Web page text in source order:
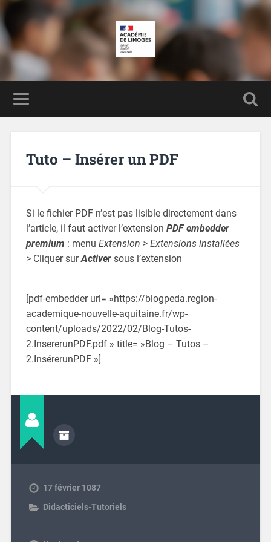
Tuto – Insérer un PDF
Si le fichier PDF n’est pas lisible directement dans
l’article, il faut activer l’extension PDF embedder
premium : menu Extension > Extensions installées
> Cliquer surActiver sous l’extension
[pdf-embedder url= »https://blogpeda.region-
academique-nouvelle-aquitaine.fr/wp-
content/uploads/2022/02/Blog-Tutos-
2.InsererunPDF.pdf » title= »Blog – Tutos –
2.InsérerunPDF »]
17 février 1087
Didacticiels-Tutoriels